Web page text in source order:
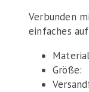
Verbunden
einfaches
Größe: